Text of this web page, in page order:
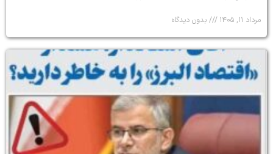
مرداد ۱۱, ۱۴۰۵ بدون دیدگاه